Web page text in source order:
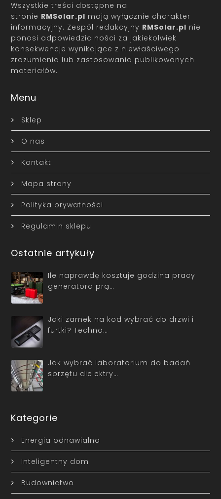
Wszystkie treści dostępne na
stronie RMSolar.pl mają wyłącznie charakter
informacyjny. Zespół redakcyjny RMSolar.pl nie
ponosi odpowiedzialności za jakiekolwiek
konsekwencje wynikające z niewłaściwego
zrozumienia lub zastosowania publikowanych
materiałów.
Menu
Sklep
O nas
Kontakt
Mapa strony
Polityka prywatności
Regulamin sklepu
Ostatnie artykuły
Ile naprawdę kosztuje godzina pracy
generatora prą…
Jaki zamek na kod wybrać do drzwi i
furtki? Techno…
Jak wybrać laboratorium do badań
sprzętu dielektry…
Kategorie
Energia odnawialna
Inteligentny dom
Budownictwo